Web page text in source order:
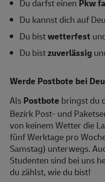
Du darfst einen Pkw
Du kannst dich auf
Du bistwetterfest
Du bistzuverlässig
Werde Postbote bei
AlsPostbote bringst du
Bezirk Post- und
von keinem Wetter die
fünf Werktage pro
Samstag) unterwegs.
Studenten sind bei uns
du zählst, wie du bist!